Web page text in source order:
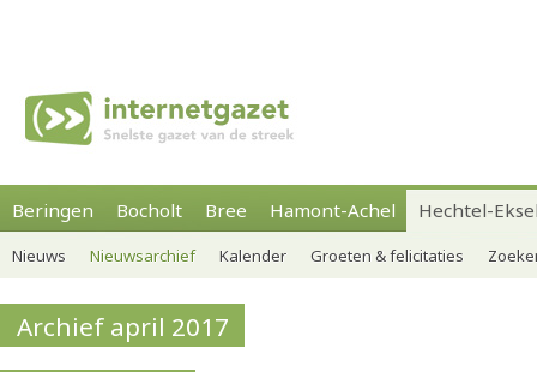
Beringen Bocholt Bree Hamont-Achel Hechtel-
Nieuws Nieuwsarchief Kalender Groeten & felicitaties
Archief april 2017